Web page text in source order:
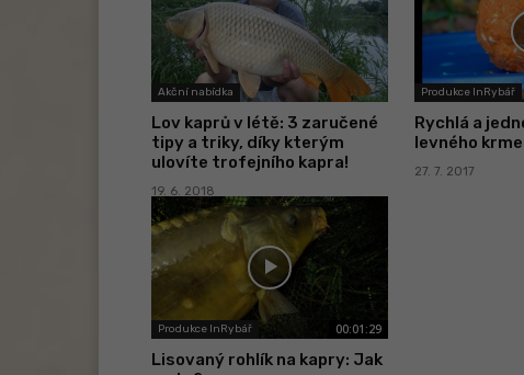
Akční nabídka
Lov kaprů v létě: 3 zaručené
tipy a triky, díky kterým
ulovíte trofejního kapra!
19. 6. 2018
Produkce InRybář
Rychlá a
levného
27. 7. 2017
Produkce InRybář 00:01:29
Lisovaný rohlík na kapry: Jak